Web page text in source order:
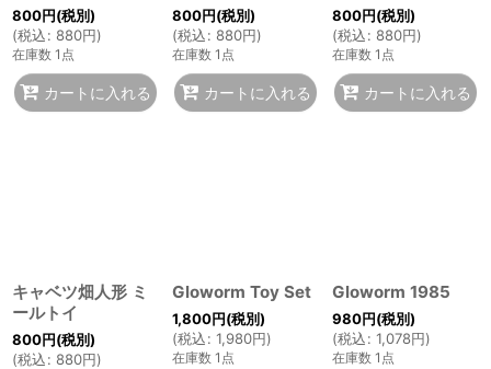
800円(税別)
(税込: 880円)
在庫数 1点
カートに入れる
800円(税別)
(税込: 880円)
在庫数 1点
カートに入れる
800円(税別)
(税込: 880円)
在庫数 1点
カートに入れる
キャベツ畑人形 ミ
ールトイ
800円(税別)
(税込: 880円)
Gloworm Toy Set
1,800円(税別)
(税込: 1,980円)
在庫数 1点
Gloworm 1985
980円(税別)
(税込: 1,078円)
在庫数 1点